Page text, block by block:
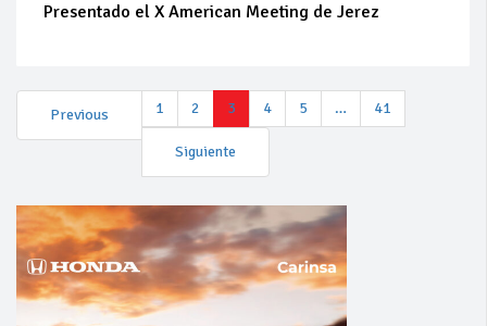
Presentado el X American Meeting de Jerez
Previous 1 2 3 4 5 … 41
Siguiente